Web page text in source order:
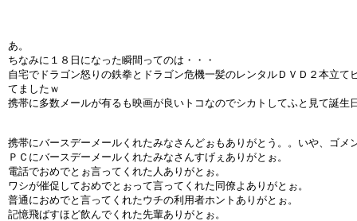
あ。
ちなみに１８日になった瞬間ってのは・・・
自宅でドラゴン怒りの鉄拳とドラゴン危機一髪のレンタルＤＶＤ２本立て
てましたｗ
携帯に多数メールが有るも映画が良いトコなのでシカトしてふと見て誕生
携帯にバースデーメールくれたみなさんどぉもありがとう。。いや、ゴメ
ＰＣにバースデーメールくれたみなさんすげぇありがとぉ。
電話でおめでとぉ言ってくれた人ありがとぉ。
ワシが催促しておめでとぉって言ってくれた同僚よありがとぉ。
普通におめでと言ってくれたウチの利用者ホントありがとぉ。
記憶飛ばすほど飲んでくれた先輩ありがとぉ。